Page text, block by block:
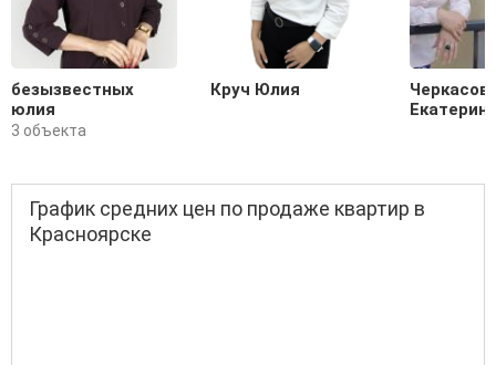
безызвестных
юлия
3 объекта
Круч Юлия
График средних цен по продаже квартир в
Красноярске